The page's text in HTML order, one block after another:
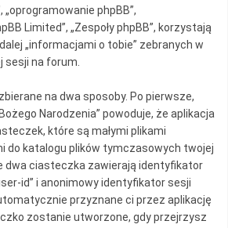
„oprogramowanie phpBB”,
Limited”, „Zespoły phpBB”, korzystają
„informacjami o tobie” zebranych w
sesji na forum.
na dwa sposoby. Po pierwsze,
Narodzenia” powoduje, że aplikacja
które są małymi plikami
do katalogu plików tymczasowych twojej
dwa ciasteczka zawierają identyfikator
id” i anonimowy identyfikator sesji
przyznane ci przez aplikację
zostanie utworzone, gdy przejrzysz